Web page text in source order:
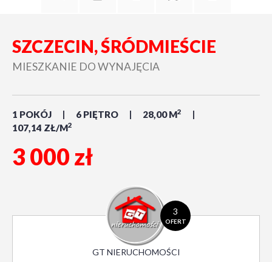
SZCZECIN, ŚRÓDMIEŚCIE
MIESZKANIE DO WYNAJĘCIA
1 POKÓJ 6 PIĘTRO 28,00 M2
107,14 ZŁ/M2
3 000 zł
3
OFERT
GT NIERUCHOMOŚCI